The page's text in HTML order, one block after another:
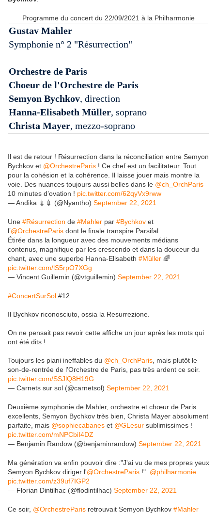
Programme du concert du 22/09/2021 à la Philharmonie
Gustav Mahler
Symphonie n° 2 "Résurrection"
Orchestre de Paris
Choeur de l'Orchestre de Paris
Semyon Bychkov, direction
Hanna-Elisabeth Müller, soprano
Christa Mayer, mezzo-soprano
Il est de retour ! Résurrection dans la réconciliation entre Semyon
Bychkov et @OrchestreParis ! Ce chef est un facilitateur. Tout
pour la cohésion et la cohérence. Il laisse jouer mais montre la
voie. Des nuances toujours aussi belles dans le @ch_OrchParis
10 minutes d’ovation ! pic.twitter.com/62qyVx9rww
— Andika 💉💉 (@Nyantho) September 22, 2021
Une #Résurrection de #Mahler par #Bychkov et
l’@OrchestreParis dont le finale transpire Parsifal.
Étirée dans la longueur avec des mouvements médians
contenus, magnifique par les crescendo et dans la douceur du
chant, avec une superbe Hanna-Elisabeth #Müller 🌈
pic.twitter.com/lS5rpO7XGg
— Vincent Guillemin (@vtguillemin) September 22, 2021
#ConcertSurSol #12
Il Bychkov riconosciuto, ossia la Resurrezione.
On ne pensait pas revoir cette affiche un jour après les mots qui
ont été dits !
Toujours les piani ineffables du @ch_OrchParis , mais plutôt le
son-de-rentrée de l'Orchestre de Paris, pas très ardent ce soir.
pic.twitter.com/SSJlQ8H19G
— Carnets sur sol (@carnetsol) September 22, 2021
Deuxième symphonie de Mahler, orchestre et chœur de Paris
excellents, Semyon Bychkov très bien, Christa Mayer absolument
parfaite, mais @sophiecabanes et @GLesur sublimissimes !
pic.twitter.com/mNPCbiI4DZ
— Benjamin Randow (@benjaminrandow) September 22, 2021
Ma génération va enfin pouvoir dire :"J'ai vu de mes propres yeux
Semyon Bychkov diriger l'@OrchestreParis !". @philharmonie
pic.twitter.com/z39uf7IGP2
— Florian Dintilhac (@flodintilhac) September 22, 2021
Ce soir, @OrchestreParis retrouvait Semyon Bychkov #Mahler